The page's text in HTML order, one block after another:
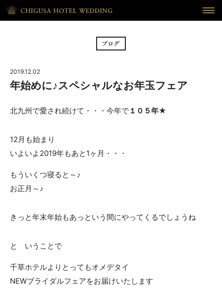
CEREMONY
RECEPTION
WAKON
REPORT
ウェディング・レポート
ブログ プラン
アクセス
093-671 -
平日 11:00-19:00（火曜定休） / 土日 10:00-19:00
2019.12.02
年始めに♪スペシャルなお年玉フェア
北九州で愛され続けて・・・今年で１０５年★
12月も始まり
いよいよ2019年もあと1ヶ月・・・
もういくつ寝ると～♪
お正月～♪
きっと年末年始もあっという間にやってくるでしょうね
と いうことで
千草ホテルよりとってもオメデタイ
NEWブライダルフェアをお届けいたします